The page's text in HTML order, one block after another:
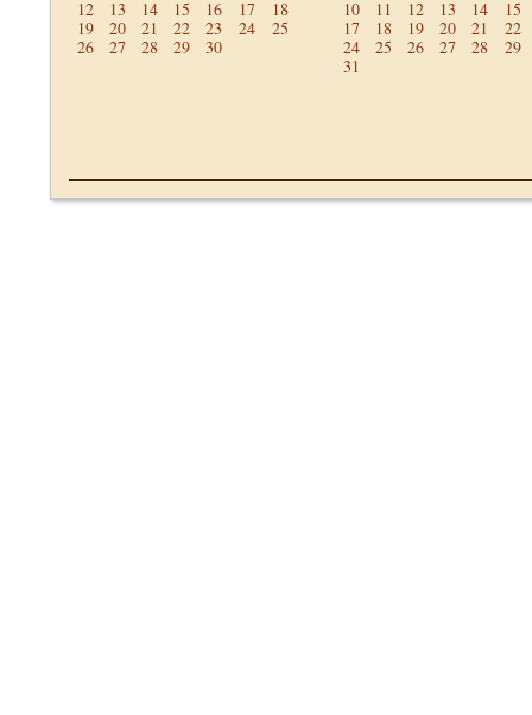
12
13 14 15 16 17
18
19
20 21 22 23 24
25
26
27 28 29 30
10
11 12 13 14
15
17
18 19 20 21
22
24
25 26 27 28
29
31